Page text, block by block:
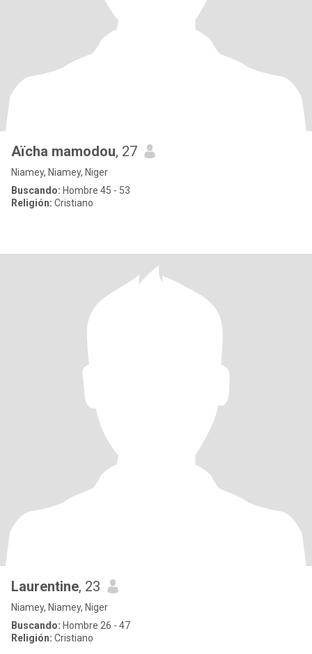
Aïcha mamodou, 27
Niamey, Niamey, Niger
Buscando: Hombre 45 - 53
Religión: Cristiano
Laurentine, 23
Niamey, Niamey, Niger
Buscando: Hombre 26 - 47
Religión: Cristiano